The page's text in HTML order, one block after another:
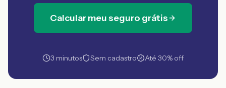
Calcular meu seguro grátis
3 minutos Sem cadastro Até 30% off